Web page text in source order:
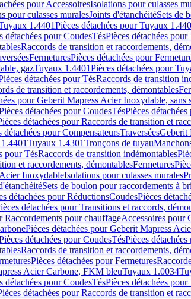
pour AccessoiresIsolations pour culasses
pour culasses muralesJoints d'étanchéitéSets de
1.4401Pièces détachées pour Tuyaux
détachées pour CoudesTésPièces détachées pour
Raccords de transition et raccordements,
FermeturesPièces détachées pour
gazTuyaux 1.4401Pièces détachées pour
détachées pour TésRaccords de transition
de transition et raccordements, démontables
pour Geberit Mapress Acier Inoxydable, sans
détachées pour CoudesTésPièces
détachées pour Raccords de transition et
détachées pour CompensateursTraverséesGeberit
Tuyaux 1.4301Tronçons de tuyau
pour TésRaccords de transition indémontables
et raccordements, démontablesFermetures
InoxydableIsolations pour culasses murales
Sets de boulon pour raccordements à
détachées pour RéductionsCoudesPièces
détachées pour Transitions et raccords,
Raccordements pour chauffageAccessoires pour
Pièces détachées pour Geberit Mapress
détachées pour CoudesTésPièces
Raccords de transition et raccordements,
Pièces détachées pour Fermetures
Acier Carbone, FKM bleuTuyaux 1.0034
détachées pour CoudesTésPièces détachées pour
détachées pour Raccords de transition et